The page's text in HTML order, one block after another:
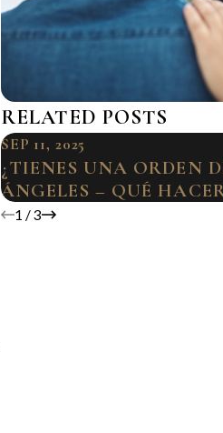
RELATED POSTS
SEP 11, 2025
¿TIENES UNA ORDEN
ÁNGELES – QUÉ
1 /3